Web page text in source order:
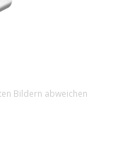
Bildern abweichen